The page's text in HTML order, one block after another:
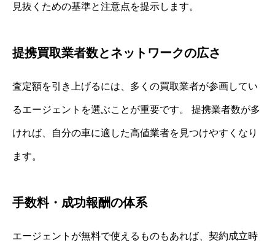
見抜くための基準と注意点を提示します。
提携買取業者数とネットワークの広さ
査定額を引き上げるには、多くの買取業者が参画してい
るエージェントを選ぶことが重要です。 提携業者数が多
ければ、自分の車に適した高値業者を見つけやすくなり
ます。
手数料・成功報酬の体系
エージェントが無料で使えるものもあれば、契約成立時